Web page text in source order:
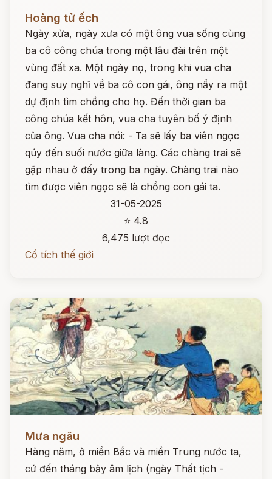
Hoàng tử ếch
Ngày xửa, ngày xưa có một ông vua sống cùng
ba cô công chúa trong một lâu đài trên một
vùng đất xa. Một ngày nọ, trong khi vua cha
đang suy nghĩ về ba cô con gái, ông nẩy ra một
dự định tìm chồng cho họ. Đến thời gian ba
công chúa kết hôn, vua cha tuyên bố ý định
của ông. Vua cha nói: - Ta sẽ lấy ba viên ngọc
qúy đến suối nước giữa làng. Các chàng trai sẽ
gặp nhau ở đấy trong ba ngày. Chàng trai nào
tìm được viên ngọc sẽ là chồng con gái ta.
31-05-2025
⭐ 4.8
6,475 lượt đọc
Cổ tích thế giới
Mưa ngâu
Hàng năm, ở miền Bắc và miền Trung nước ta,
cứ đến tháng bảy âm lịch (ngày Thất tịch -